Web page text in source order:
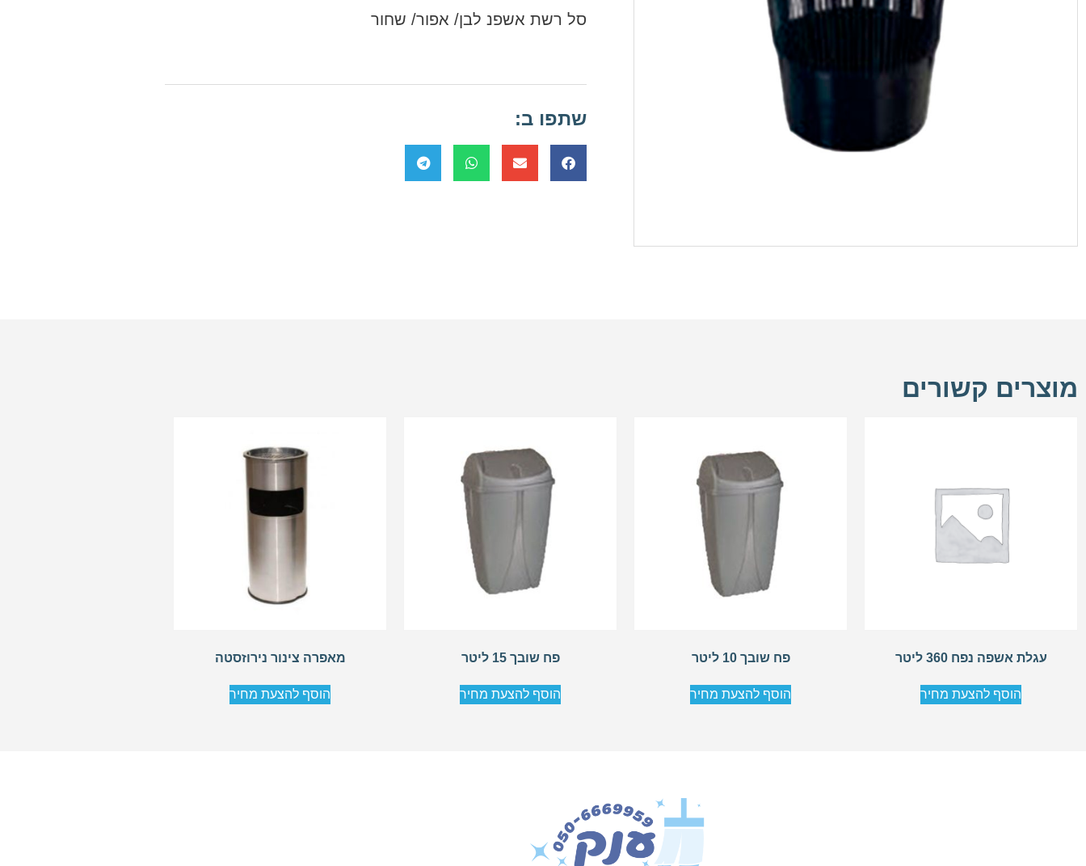
סל רשת אשפנ לבן/ אפור/ שחור
שתפו ב:
מוצרים קשורים
עגלת אשפה נפח 360 ליטר
הוסף להצעת מחיר
פח שובך 10 ליטר
הוסף להצעת מחיר
פח שובך 15 ליטר
הוסף להצעת מחיר
מאפרה צינור נירוזסטה
הוסף להצעת מחיר